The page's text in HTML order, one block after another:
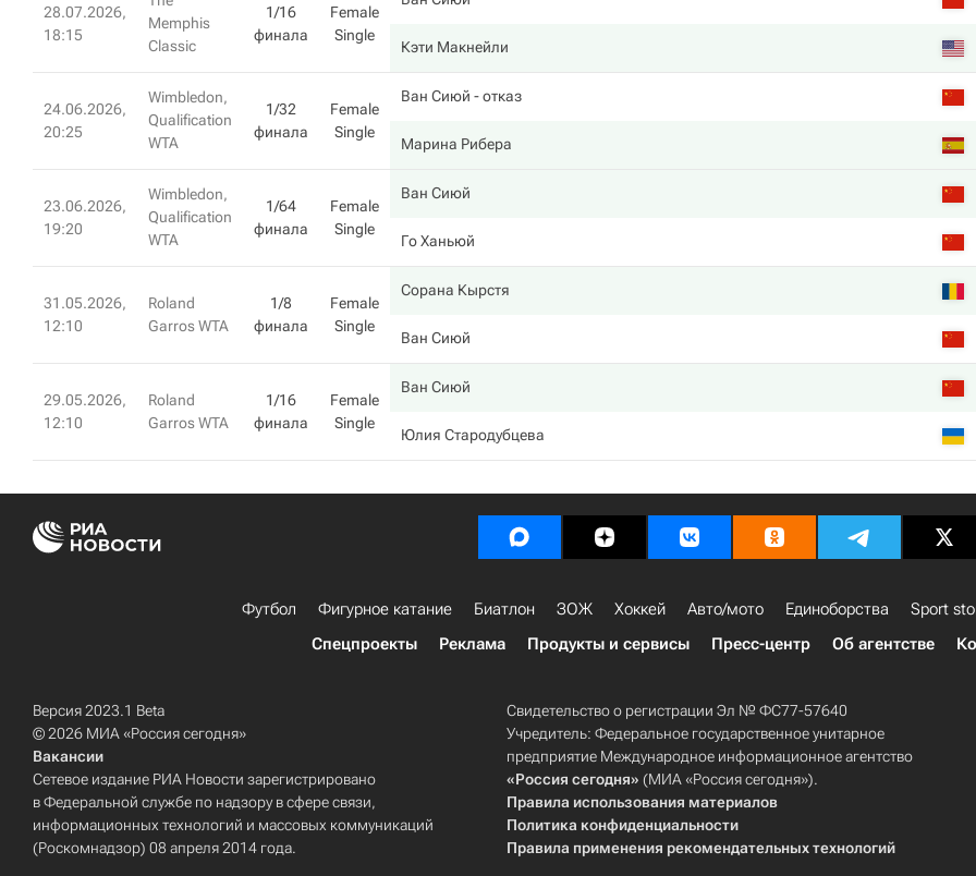
28.07.2026,
18:15
Memphis
Classic
1/16
финала
Female
Single
Кэти Макнейли
24.06.2026,
20:25
Wimbledon,
Qualification
WTA
1/32
финала
Female
Single
Ван Сиюй - отказ
Марина Рибера
23.06.2026,
19:20
Wimbledon,
Qualification
WTA
1/64
финала
Female
Single
Ван Сиюй
Го Ханьюй
31.05.2026,
12:10
Roland
Garros WTA
1/8
финала
Female
Single
Сорана Кырстя
Ван Сиюй
29.05.2026,
12:10
Roland
Garros WTA
1/16
финала
Female
Single
Ван Сиюй
Юлия Стародубцева
Футбол Фигурное катание Биатлон ЗОЖ Хоккей Авто/мото Единоборства Sport
Спецпроекты
Реклама Продукты и сервисы Пресс-центр Об агентстве
Версия 2023.1 Beta
© 2026 МИА «Россия сегодня»
Вакансии
Сетевое издание РИА Новости зарегистрировано
в Федеральной службе по надзору в сфере связи,
информационных технологий и массовых коммуникаций
(Роскомнадзор) 08 апреля 2014 года.
Свидетельство о регистрации Эл № ФС77-57640
Учредитель: Федеральное государственное унитарное
предприятие Международное информационное агентство
«Россия сегодня» (МИА «Россия сегодня»).
Правила использования материалов
Политика конфиденциальности
Правила применения рекомендательных технологий